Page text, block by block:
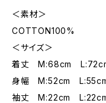
＜素材＞
COTTON100%
＜サイズ＞
着丈 M:68cm
身幅 M:52cm
袖丈 M:22cm